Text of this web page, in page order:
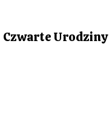
Czwarte